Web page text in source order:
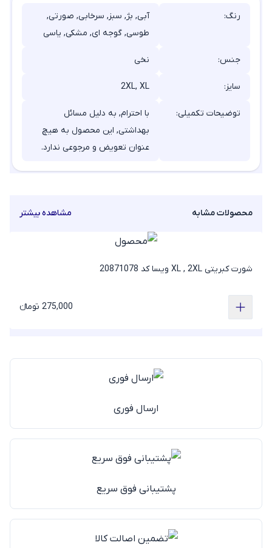
رنگ:
آبی, بژ, سبز, سرخابی, صورتی,
طوسی, گوجه ای, مشکی, یاسی
جنس: نخی
سایز: 2XL, XL
توضیحات تکمیلی:
با احترام, به دلیل مسائل
بهداشتی, این محصول به هیچ
عنوان تعویض و مرجوعی ندارد.
محصولات مشابه مشاهده بیشتر
شورت کبریتی XL , 2XL ویسا کد 20871078
275,000 تومانء
ارسال فوری
پشتیبانی فوق سریع